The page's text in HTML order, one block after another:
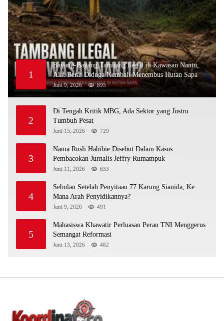
1
Bayang-Bayang Tambang Ilegal di Kawasan Nantu,
Alat Berat Diduga Kembali Menembus Hutan Sapa
Juni 9, 2026 895
2
Di Tengah Kritik MBG, Ada Sektor yang Justru
Tumbuh Pesat
Juni 15, 2026 729
3
Nama Rusli Habibie Disebut Dalam Kasus
Pembacokan Jurnalis Jeffry Rumampuk
Juni 11, 2026 633
4
Sebulan Setelah Penyitaan 77 Karung Sianida, Ke
Mana Arah Penyidikannya?
Juni 9, 2026 491
5
Mahasiswa Khawatir Perluasan Peran TNI Menggerus
Semangat Reformasi
Juni 13, 2026 482